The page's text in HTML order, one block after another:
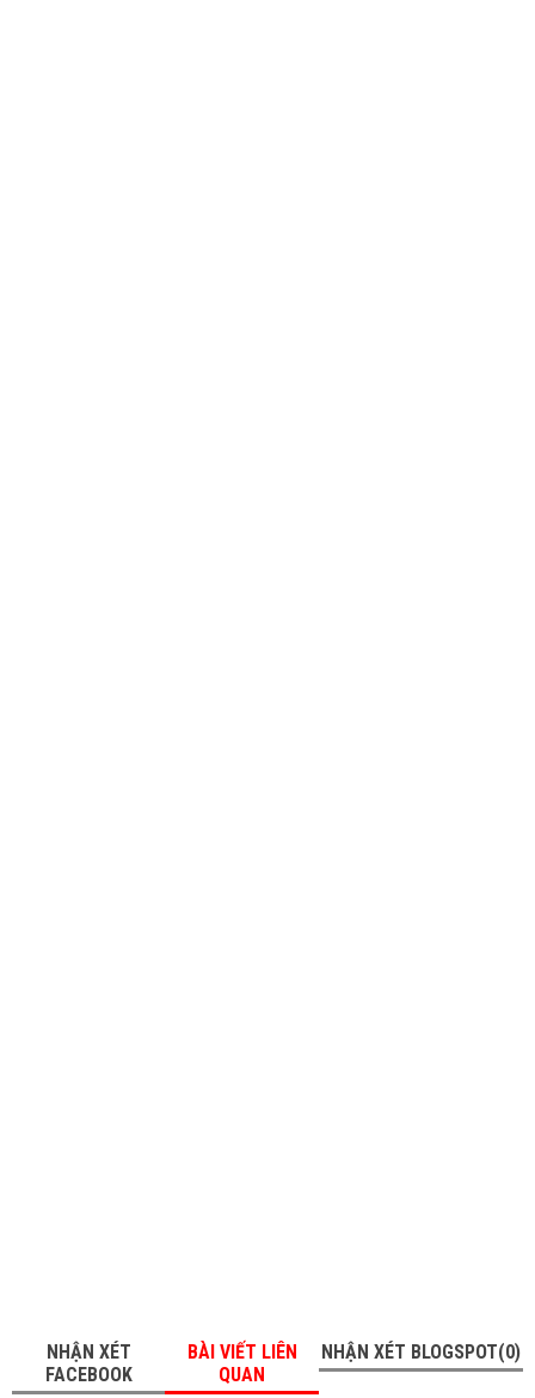
NHẬN XÉT
FACEBOOK
BÀI VIẾT LIÊN
QUAN
NHẬN XÉT BLOGSPOT(0)